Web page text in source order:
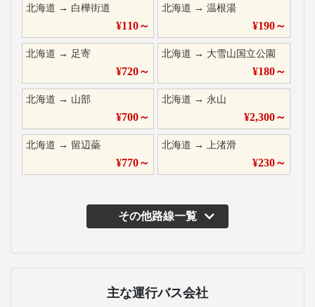
北海道 → 白樺街道
¥110～
北海道 →温根湯
¥190～
北海道 → 足寄
¥720～
北海道 → 大雪山国立公園
¥180～
北海道 → 山部
¥700～
北海道 → 永山
¥2,300～
北海道 → 留辺蘂
¥770～
北海道 →上渚滑
¥230～
その他路線一覧
主な運行バス会社